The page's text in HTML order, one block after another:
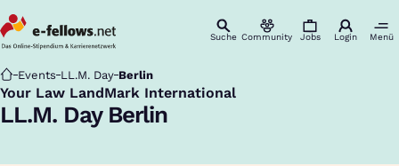
Suche Community Jobs Login Menü
Startseite
Events LL.M. Day Berlin
Your Law LandMark International
:
LL.M. Day Berlin